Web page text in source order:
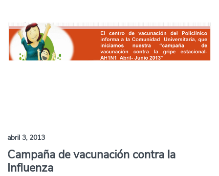
abril 3, 2013
Campaña de vacunación contra la
Influenza